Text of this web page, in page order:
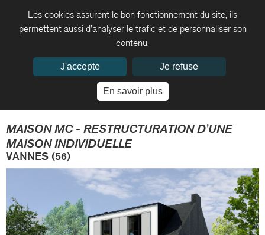
Les cookies assurent le bon fonctionnement du site, ils
permettent aussi d'analyser le trafic et de personnaliser son
contenu.
J'accepte Je refuse
En savoir plus
MAISON MC - RESTRUCTURATION D'UNE
MAISON INDIVIDUELLE
VANNES (56)